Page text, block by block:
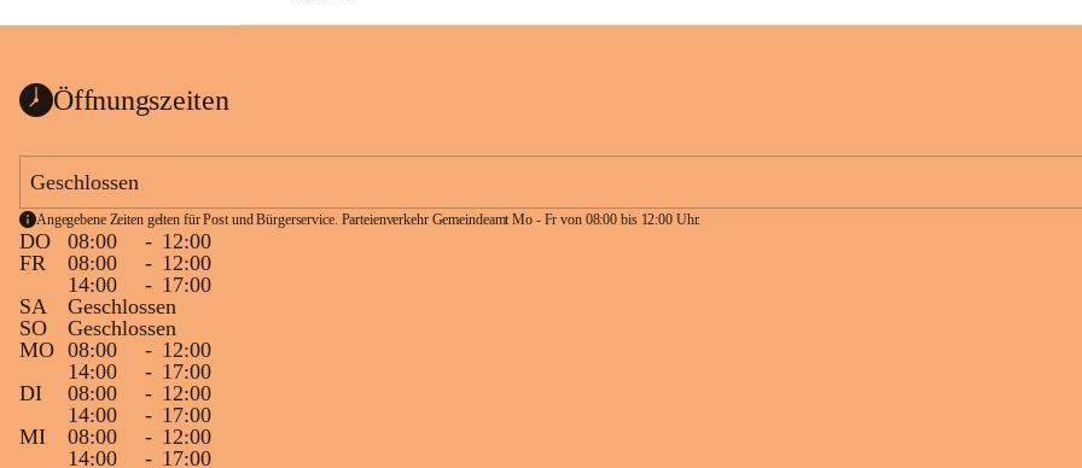
Öffnungszeiten
Geschlossen
Angegebene Zeiten gelten für Post und Bürgerservice. Parteienverkehr Gemeindeamt Mo - Fr von 08:00 bis 12:00 Uhr.
DO 08:00 - 12:00
FR
08:00 - 12:00
14:00
- 17:00
SA
Geschlossen
SO
Geschlossen
MO 08:00 - 12:00
14:00
- 17:00
DI
08:00 - 12:00
14:00
- 17:00
MI
08:00 - 12:00
14:00
- 17:00